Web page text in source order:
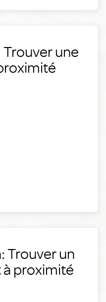
une
Trouver un
proximité